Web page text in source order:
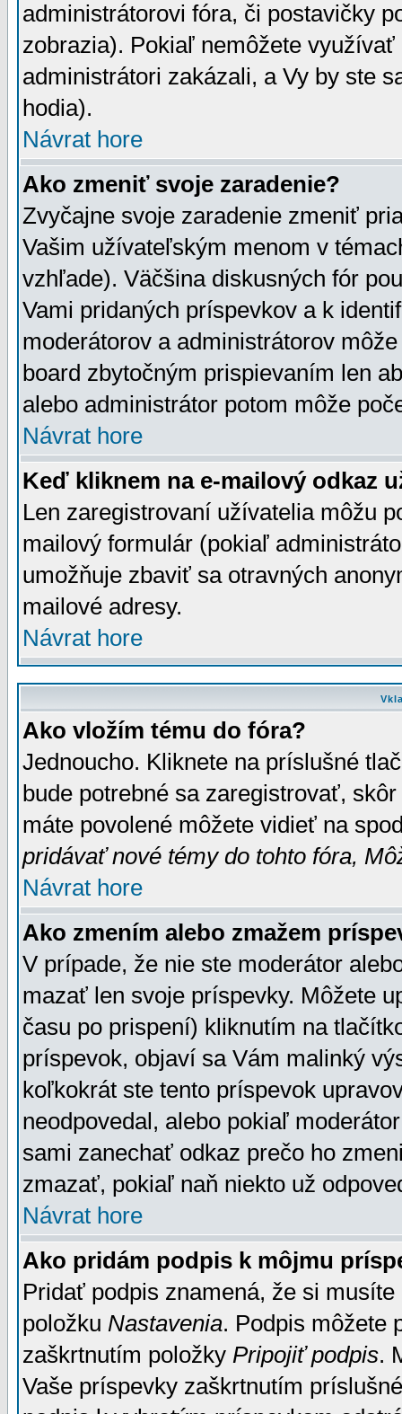
administrátorovi fóra, či postavičky
zobrazia). Pokiaľ nemôžete
administrátori zakázali, a Vy by ste
hodia).
Návrat hore
Ako zmeniť svoje zaradenie?
Zvyčajne svoje zaradenie zmeniť
Vašim užívateľským menom v
vzhľade). Väčšina diskusných fór
Vami pridaných príspevkov a k
moderátorov a administrátorov
board zbytočným prispievaním len
alebo administrátor potom môže
Návrat hore
Keď kliknem na e-mailový odkaz
Len zaregistrovaní užívatelia môžu
mailový formulár (pokiaľ
umožňuje zbaviť sa otravných
mailové adresy.
Návrat hore
Ako vložím tému do fóra?
Jednoucho. Kliknete na príslušné
bude potrebné sa zaregistrovať,
máte povolené môžete vidieť na
pridávať nové témy do tohto fóra,
Návrat hore
Ako zmením alebo zmažem
V prípade, že nie ste moderátor
mazať len svoje príspevky. Môžete
času po prispení) kliknutím na
príspevok, objaví sa Vám malinký
koľkokrát ste tento príspevok
neodpovedal, alebo pokiaľ
sami zanechať odkaz prečo ho
zmazať, pokiaľ naň niekto už
Návrat hore
Ako pridám podpis k môjmu
Pridať podpis znamená, že si
položku Nastavenia. Podpis môžete
zaškrtnutím položky Pripojiť podpis.
Vaše príspevky zaškrtnutím